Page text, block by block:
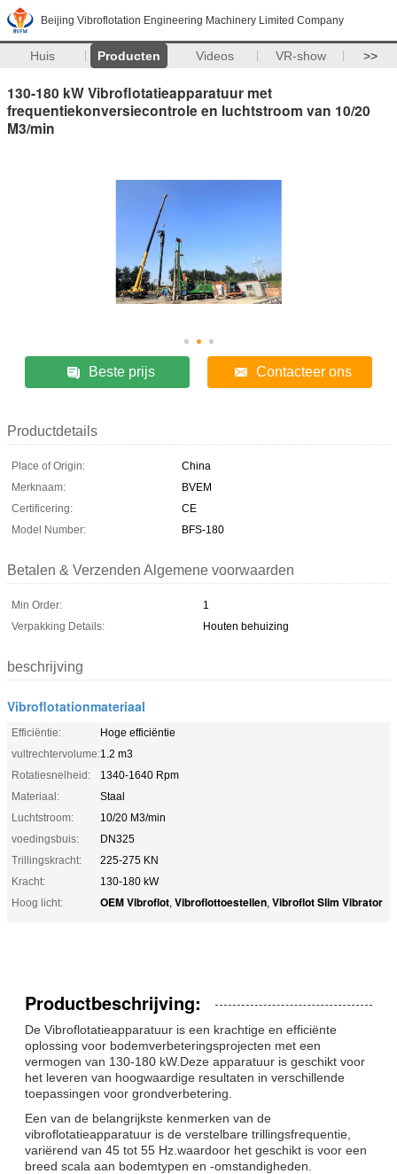
Beijing Vibroflotation Engineering Machinery Limited Company
Huis Producten Videos VR-show >>
130-180 kW Vibroflotatieapparatuur met
frequentiekonversiecontrole en luchtstroom van 10/20
M3/min
Beste prijs Contacteer ons
Productdetails
Place of Origin:
China
Merknaam:
BVEM
Certificering:
CE
Model Number:
BFS-180
Betalen & Verzenden Algemene voorwaarden
Min Order:
1
Verpakking Details:
Houten behuizing
beschrijving
Vibroflotationmateriaal
Efficiëntie:
Hoge efficiëntie
vultrechtervolume:1.2 m3
Rotatiesnelheid:
1340-1640 Rpm
Materiaal:
Staal
Luchtstroom:
10/20 M3/min
voedingsbuis:
DN325
Trillingskracht:
225-275 KN
Kracht:
130-180 kW
Hoog licht:
OEM Vibroflot, Vibroflottoestellen, Vibroflot Slim Vibrator
Productbeschrijving:
De Vibroflotatieapparatuur is een krachtige en efficiënte
oplossing voor bodemverbeteringsprojecten met een
vermogen van 130-180 kW.Deze apparatuur is geschikt voor
het leveren van hoogwaardige resultaten in verschillende
toepassingen voor grondverbetering.
Een van de belangrijkste kenmerken van de
vibroflotatieapparatuur is de verstelbare trillingsfrequentie,
variërend van 45 tot 55 Hz.waardoor het geschikt is voor een
breed scala aan bodemtypen en -omstandigheden.